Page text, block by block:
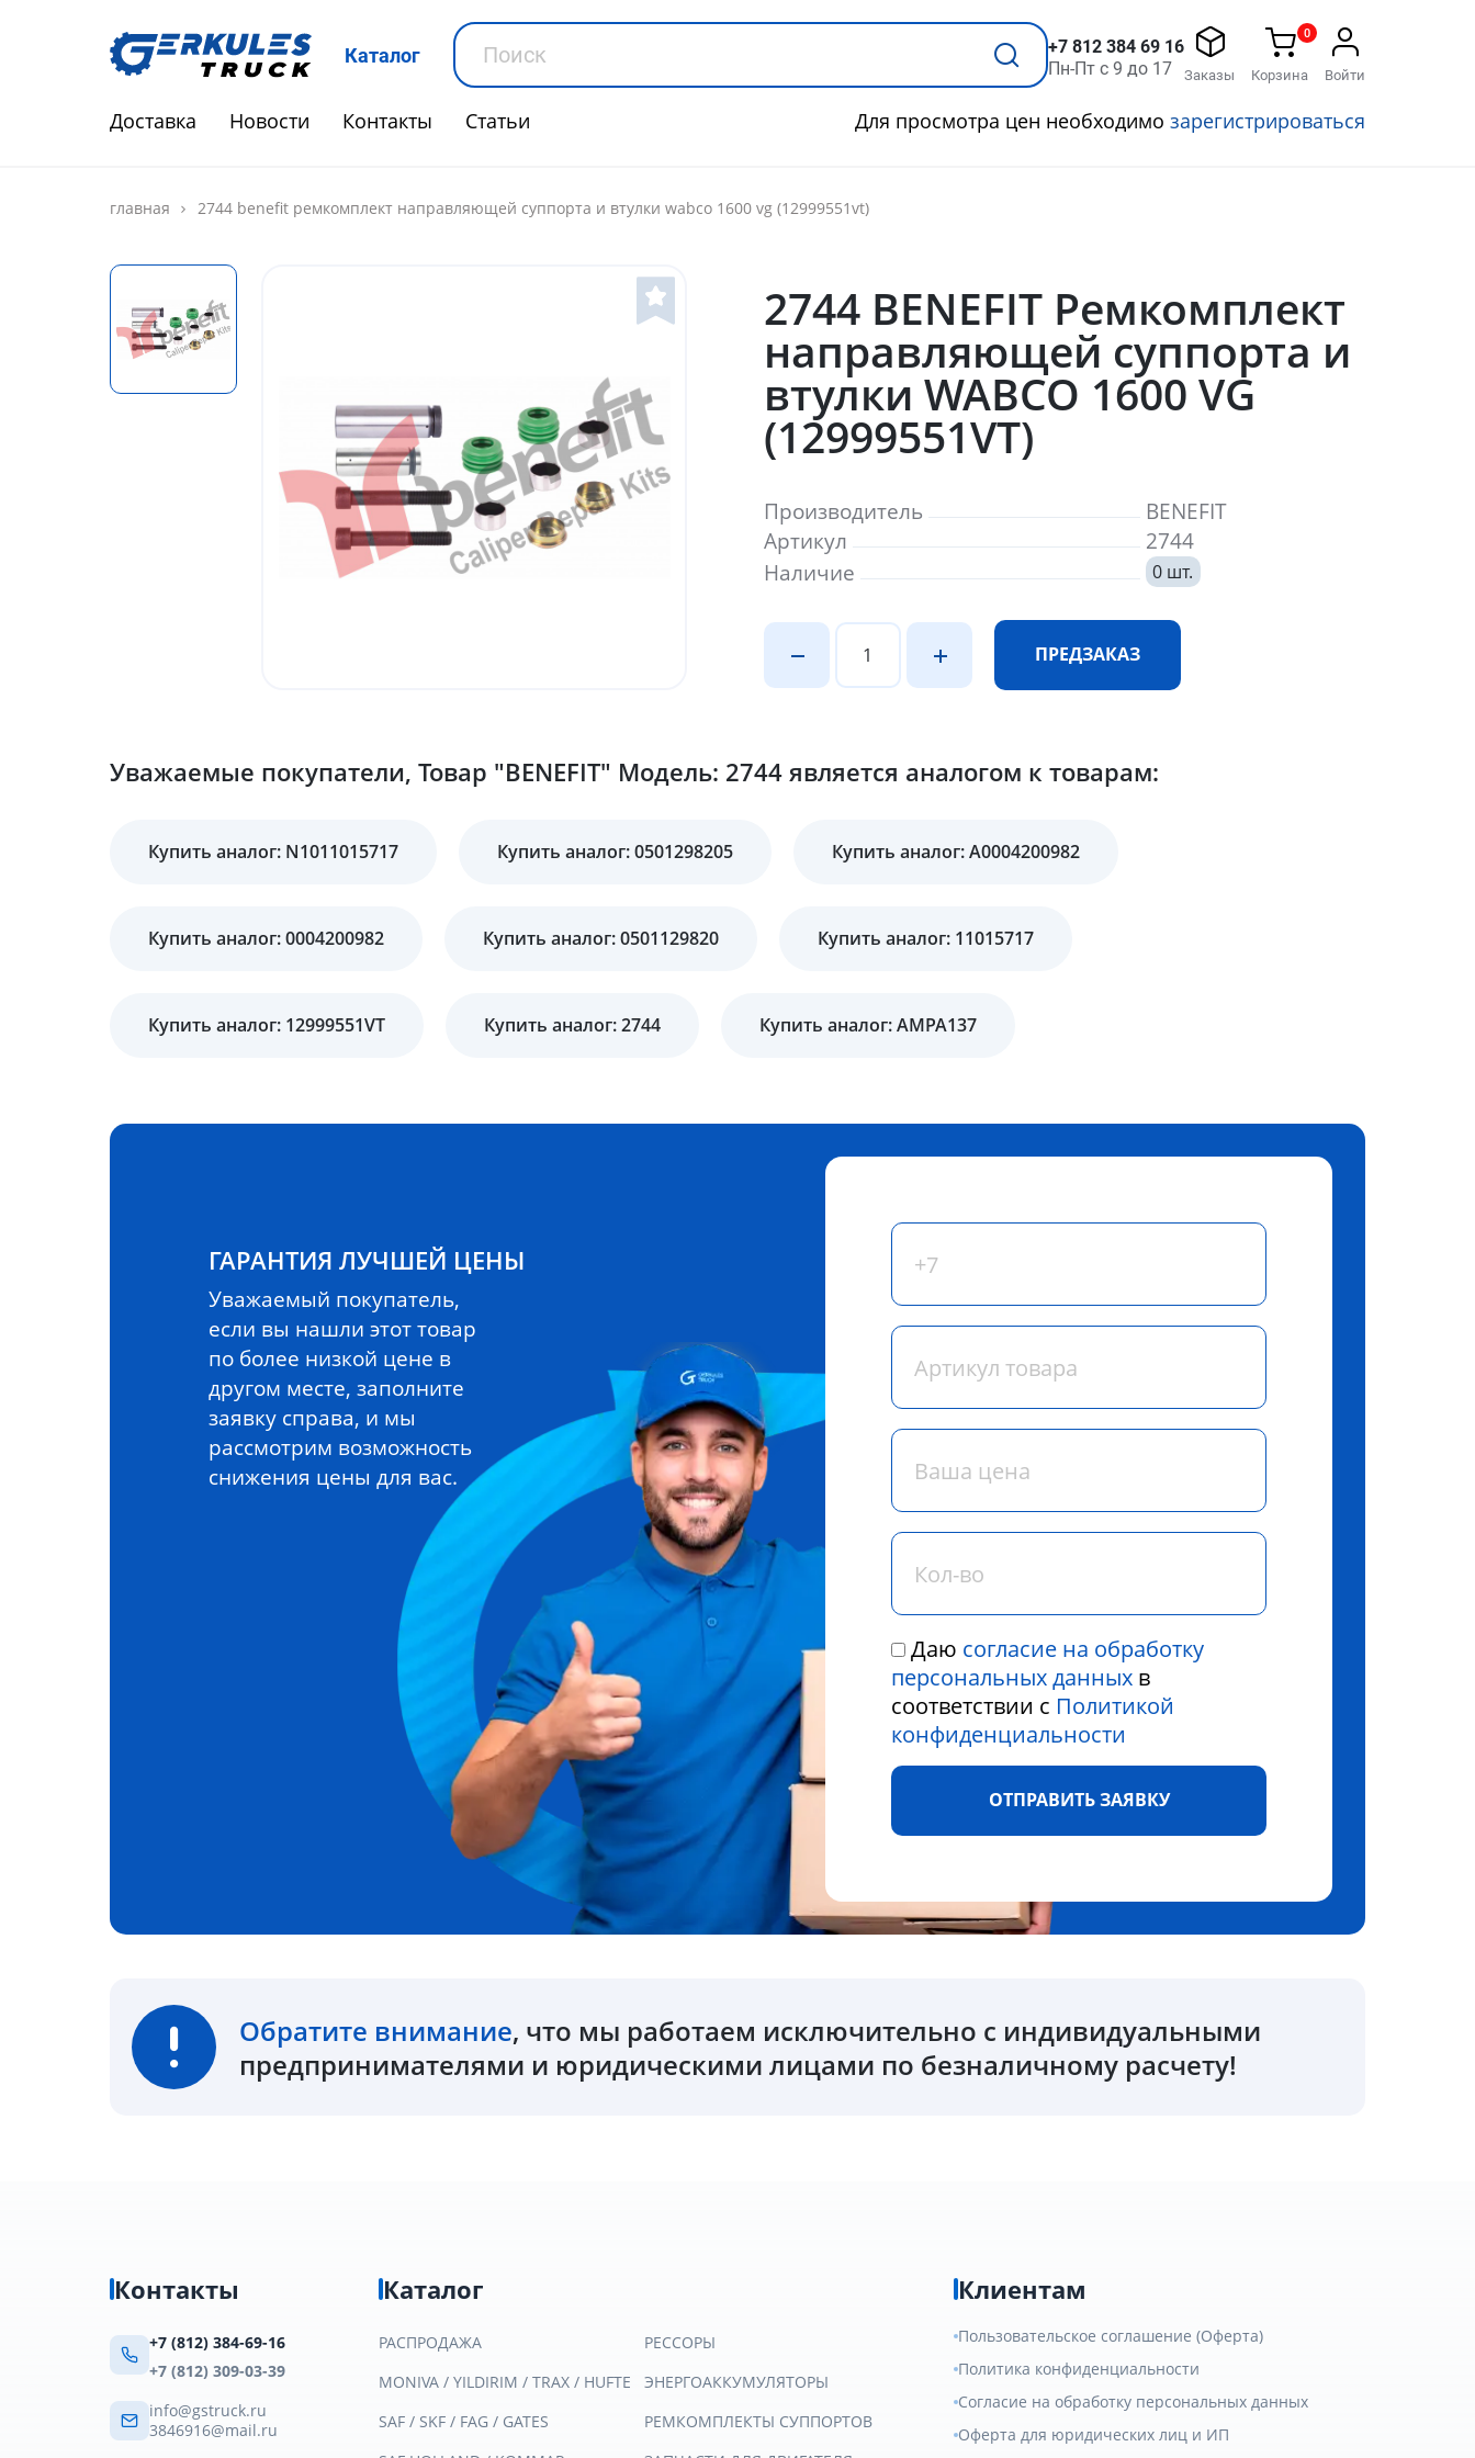
Каталог
+7 812 384 69 16
Пн-Пт с 9 до 17
Заказы
0
Корзина Войти
Доставка Новости Контакты Статьи Для просмотра цен необходимо зарегистрироваться
главная 2744 benefit ремкомплект направляющей суппорта и втулки wabco 1600 vg (12999551vt)
2744 BENEFIT Ремкомплект
направляющей суппорта и
втулки WABCO 1600 VG
(12999551VT)
Производитель
BENEFIT
Артикул
2744
Наличие
0 шт.
ПРЕДЗАКАЗ
Уважаемые покупатели, Товар "BENEFIT" Модель: 2744 является аналогом к товарам:
Купить аналог: N1011015717 Купить аналог: 0501298205 Купить аналог: A0004200982
Купить аналог: 0004200982 Купить аналог: 0501129820 Купить аналог: 11015717
Купить аналог: 12999551VT Купить аналог: 2744 Купить аналог: AMPA137
ГАРАНТИЯ ЛУЧШЕЙ ЦЕНЫ
Уважаемый покупатель,
если вы нашли этот товар
по более низкой цене в
другом месте, заполните
заявку справа, и мы
рассмотрим возможность
снижения цены для вас.
Даю согласие на обработку
персональных данных в
соответствии с Политикой
конфиденциальности
ОТПРАВИТЬ ЗАЯВКУ
Обратите внимание, что мы работаем исключительно с индивидуальными
предпринимателями и юридическими лицами по безналичному расчету!
Контакты
+7 (812) 384-69-16
+7 (812) 309-03-39
info@gstruck.ru
3846916@mail.ru
Каталог
РАСПРОДАЖА
MONIVA / YILDIRIM / TRAX / HUFTE
SAF / SKF / FAG / GATES
РЕССОРЫ
ЭНЕРГОАККУМУЛЯТОРЫ
РЕМКОМПЛЕКТЫ СУППОРТОВ
Клиентам
Пользовательское соглашение (Оферта)
Политика конфиденциальности
Согласие на обработку персональных данных
Оферта для юридических лиц и ИП